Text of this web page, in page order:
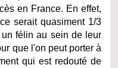
en France. En effet,
serait quasiment 1/3
félin au sein de leur
que l'on peut porter à
qui est redouté de